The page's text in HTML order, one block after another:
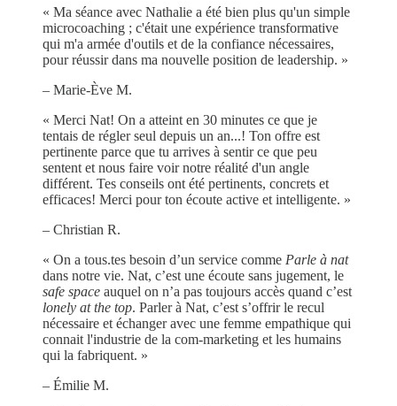
« Ma séance avec Nathalie a été bien plus qu'un simple
microcoaching ; c'était une expérience transformative
qui m'a armée d'outils et de la confiance nécessaires,
pour réussir dans ma nouvelle position de leadership. »
– Marie-Ève M.
« Merci Nat! On a atteint en 30 minutes ce que je
tentais de régler seul depuis un an...! Ton offre est
pertinente parce que tu arrives à sentir ce que peu
sentent et nous faire voir notre réalité d'un angle
différent. Tes conseils ont été pertinents, concrets et
efficaces! Merci pour ton écoute active et intelligente. »
– Christian R.
« On a tous.tes besoin d’un service comme Parle à nat
dans notre vie. Nat, c’est une écoute sans jugement, le
safe space auquel on n’a pas toujours accès quand c’est
lonely at the top. Parler à Nat, c’est s’offrir le recul
nécessaire et échanger avec une femme empathique qui
connait l'industrie de la com-marketing et les humains
qui la fabriquent. »
– Émilie M.